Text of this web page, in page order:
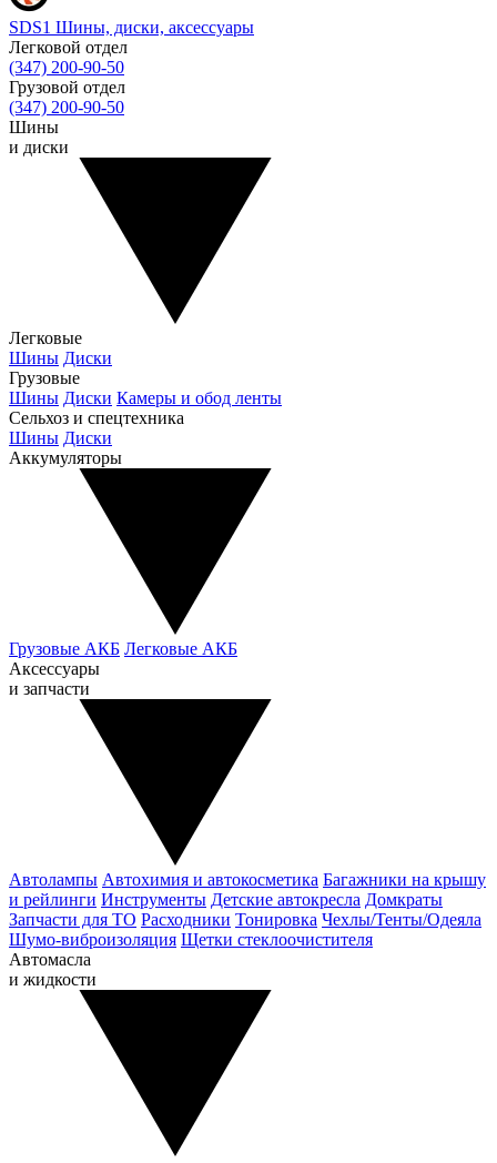
SDS1 Шины, диски, аксессуары
Легковой отдел
(347) 200-90-50
Грузовой отдел
(347) 200-90-50
Шины
и диски
Легковые
Шины Диски
Грузовые
Шины Диски Камеры и обод ленты
Сельхоз и спецтехника
Шины Диски
Аккумуляторы
Грузовые АКБ Легковые АКБ
Аксессуары
и запчасти
Автолампы Автохимия и автокосметика Багажники на крышу
и рейлинги Инструменты Детские автокресла Домкраты
Запчасти для ТО Расходники Тонировка Чехлы/Тенты/Одеяла
Шумо-виброизоляция Щетки стеклоочистителя
Автомасла
и жидкости